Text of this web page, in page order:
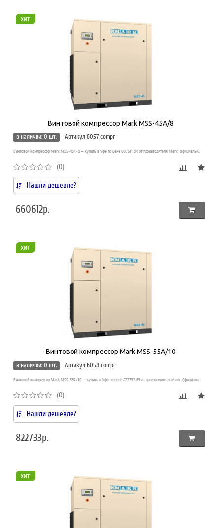
хит
Винтовой компрессор Mark MSS-45A/8
в наличии: 0 шт.
Артикул 6057 compr
Винтовой компрессор Mark MSS-45A/8 — купить в Уфе по цене 660611.84 от производителя Mark. Официальн..
(0)
Нашли дешевле?
660612р.
хит
Винтовой компрессор Mark MSS-55A/10
в наличии: 0 шт.
Артикул 6058 compr
Винтовой компрессор Mark MSS-55A/10 — купить в Уфе по цене 822732.63 от производителя Mark. Официаль..
(0)
Нашли дешевле?
822733р.
хит